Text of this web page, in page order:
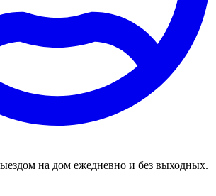
на дом ежедневно и без выходных.